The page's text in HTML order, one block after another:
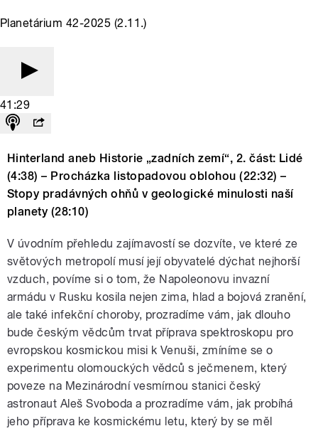
Planetárium 42-2025 (2.11.)
41:29
Hinterland aneb Historie „zadních zemí“, 2. část: Lidé
(4:38) – Procházka listopadovou oblohou (22:32) –
Stopy pradávných ohňů v geologické minulosti naší
planety (28:10)
V úvodním přehledu zajímavostí se dozvíte, ve které ze
světových metropolí musí její obyvatelé dýchat nejhorší
vzduch, povíme si o tom, že Napoleonovu invazní
armádu v Rusku kosila nejen zima, hlad a bojová zranění,
ale také infekční choroby, prozradíme vám, jak dlouho
bude českým vědcům trvat příprava spektroskopu pro
evropskou kosmickou misi k Venuši, zmíníme se o
experimentu olomouckých vědců s ječmenem, který
poveze na Mezinárodní vesmírnou stanici český
astronaut Aleš Svoboda a prozradíme vám, jak probíhá
jeho příprava ke kosmickému letu, který by se měl